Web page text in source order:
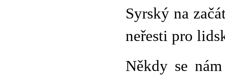
Syrský na
neřesti pro
Někdy se